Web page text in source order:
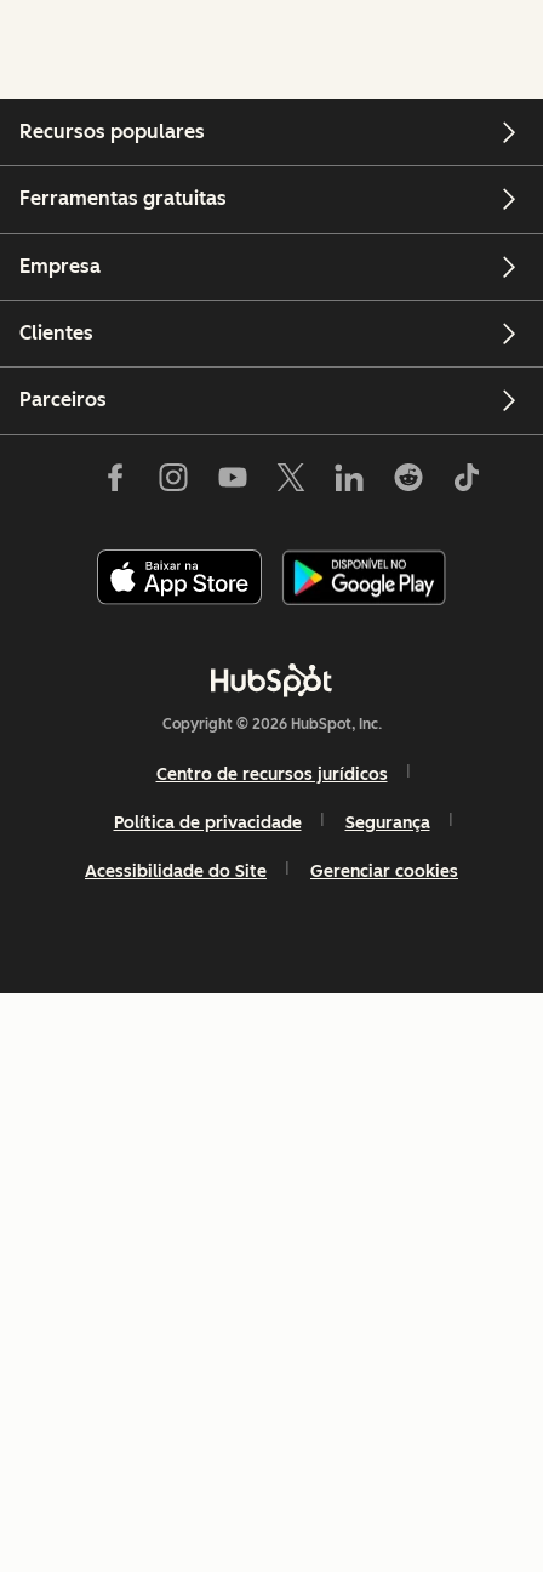
Recursos populares
Ferramentas gratuitas
Empresa
Clientes
Parceiros
Copyright © 2026 HubSpot, Inc.
Centro de recursos jurídicos
Política de privacidade Segurança
Acessibilidade do Site Gerenciar cookies